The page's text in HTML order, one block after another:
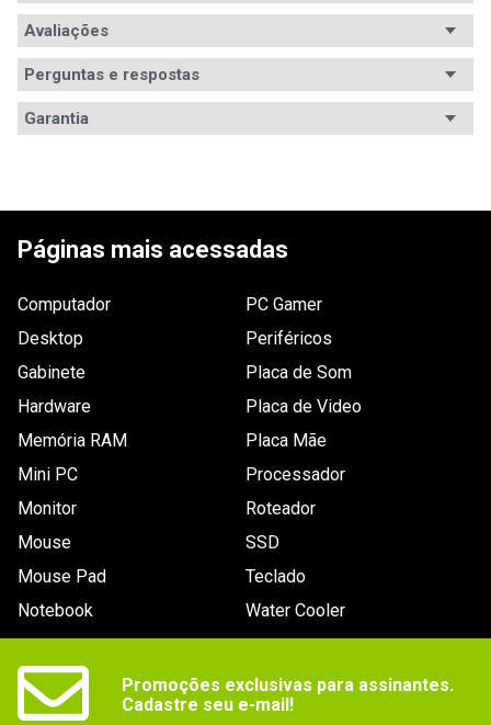
Avaliações
Avaliações
ESCREVER AVALIAÇÃO
Perguntas e respostas
Garantia
Páginas mais acessadas
Computador
Desktop
Gabinete
Hardware
Memória RAM
Mini PC
Monitor
Mouse
Mouse Pad
Notebook
PC Gamer
Periféricos
Placa de Som
Placa de Video
Placa Mãe
Processador
Roteador
SSD
Teclado
Water Cooler
Promoções exclusivas para assinantes.
Cadastre seu e-mail!